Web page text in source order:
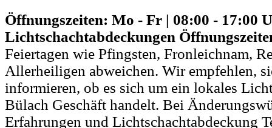
Öffnungszeiten: Mo - Fr | 08:00 - 17:00
Lichtschachtabdeckungen
Feiertagen wie Pfingsten, Fronleichnam,
Allerheiligen abweichen. Wir empfehlen,
informieren, ob es sich um ein lokales
Bülach Geschäft handelt. Bei
Erfahrungen und Lichtschachtabdeckung